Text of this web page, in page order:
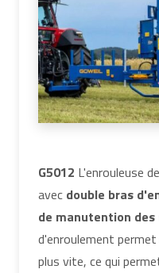
G5012 L'enrouleuse
avec double bras
de manutention des
d'enroulement
plus vite, ce qui